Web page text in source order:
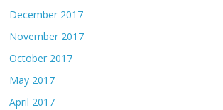
December 2017
November 2017
October 2017
May 2017
April 2017